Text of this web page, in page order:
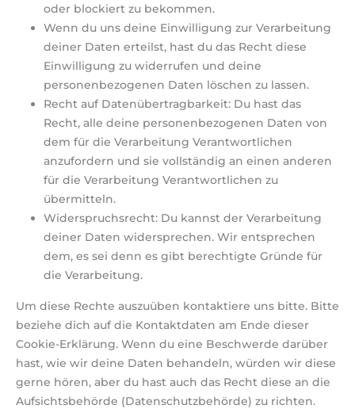
oder blockiert zu bekommen.
Wenn du uns deine Einwilligung zur Verarbeitung
deiner Daten erteilst, hast du das Recht diese
Einwilligung zu widerrufen und deine
personenbezogenen Daten löschen zu lassen.
Recht auf Datenübertragbarkeit: Du hast das
Recht, alle deine personenbezogenen Daten von
dem für die Verarbeitung Verantwortlichen
anzufordern und sie vollständig an einen anderen
für die Verarbeitung Verantwortlichen zu
übermitteln.
Widerspruchsrecht: Du kannst der Verarbeitung
deiner Daten widersprechen. Wir entsprechen
dem, es sei denn es gibt berechtigte Gründe für
die Verarbeitung.
Um diese Rechte auszuüben kontaktiere uns bitte. Bitte
beziehe dich auf die Kontaktdaten am Ende dieser
Cookie-Erklärung. Wenn du eine Beschwerde darüber
hast, wie wir deine Daten behandeln, würden wir diese
gerne hören, aber du hast auch das Recht diese an die
Aufsichtsbehörde (Datenschutzbehörde) zu richten.